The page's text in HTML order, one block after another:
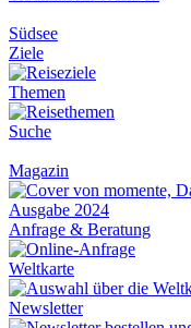
Südsee
Ziele
Themen
Suche
Magazin
Anfrage & Beratung
Weltkarte
Newsletter